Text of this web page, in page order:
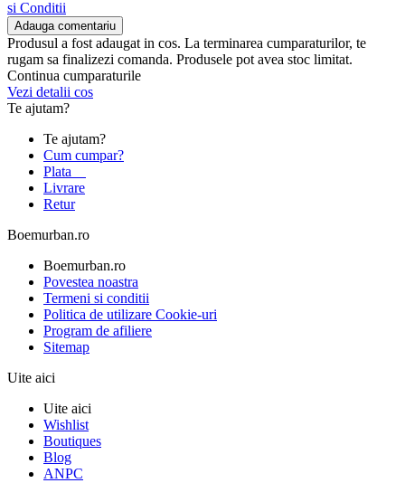
si Conditii
Adauga comentariu
Produsul a fost adaugat in cos. La terminarea cumparaturilor, te
rugam sa finalizezi comanda. Produsele pot avea stoc limitat.
Continua cumparaturile
Vezi detalii cos
Te ajutam?
Te ajutam?
Cum cumpar?
Plata
Livrare
Retur
Boemurban.ro
Boemurban.ro
Povestea noastra
Termeni si conditii
Politica de utilizare Cookie-uri
Program de afiliere
Sitemap
Uite aici
Uite aici
Wishlist
Boutiques
Blog
ANPC